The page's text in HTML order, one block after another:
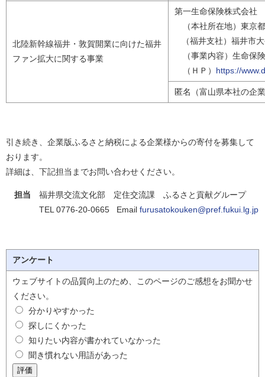
北陸新幹線福井・敦賀開業に向けた福井
ファン拡大に関する事業
第一生命保険株式会社
（本社所在地）東京
（福井支社）福井市
（事業内容）生命保
（ＨＰ） https://
匿名（富山県本社の企
引き続き、企業版ふるさと納税による企業様からの寄付を募集して
おります。
詳細は、下記担当までお問い合わせください。
担当 福井県交流文化部 定住交流課 ふるさと貢献グループ
TEL 0776-20-0665 Email furusatokouken@pref.fukui.lg.jp
アンケート
ウェブサイトの品質向上のため、このページのご感想をお聞かせ
ください。
分かりやすかった
探しにくかった
知りたい内容が書かれていなかった
聞き慣れない用語があった